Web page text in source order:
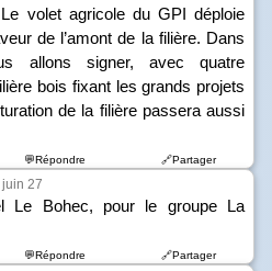
volet agricole du GPI déploie
de l’amont de la filière. Dans
allons signer, avec quatre
bois fixant les grands projets
de la filière passera aussi
💬Répondre 🔗Partager
27
Le Bohec, pour le groupe La
💬Répondre 🔗Partager